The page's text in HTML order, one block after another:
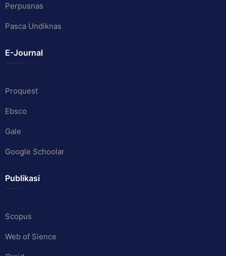
Perpusnas
Pasca Undiknas
E-Journal
Proquest
Ebsco
Gale
Google Schoolar
Publikasi
Scopus
Web of Sience